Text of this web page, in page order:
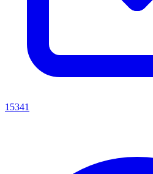
15341